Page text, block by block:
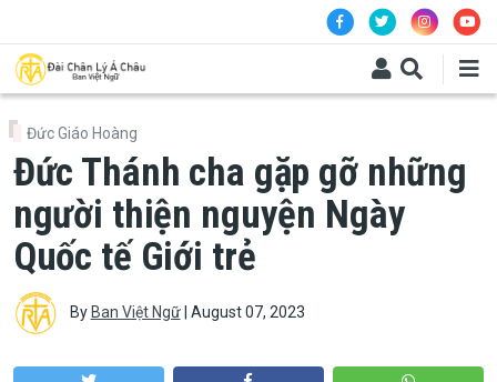
Đức Giáo Hoàng
Đức Thánh cha gặp gỡ những
người thiện nguyện Ngày
Quốc tế Giới trẻ
By Ban Việt Ngữ| August 07, 2023